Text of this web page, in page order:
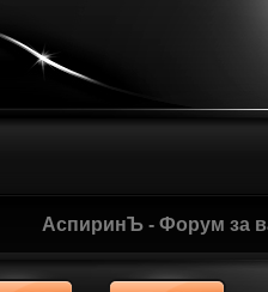
АспиринЪ - Форум за